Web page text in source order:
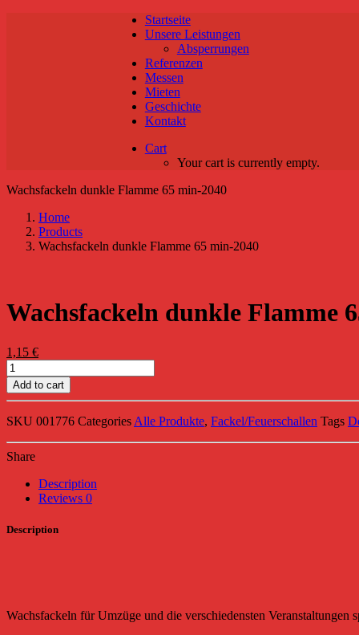
Startseite
Unsere Leistungen
Absperrungen
Referenzen
Messen
Mieten
Geschichte
Kontakt
Cart
Your cart is currently empty.
Wachsfackeln dunkle Flamme 65 min-2040
Home
Products
Wachsfackeln dunkle Flamme 65 min-2040
Wachsfackeln dunkle Flamme
1,15 €
Wachsfackeln
dunkle
Flamme
min-
quantity
Add to cart
SKU 001776 Categories Alle Produkte, Fackel/Feuerschallen Tags
Share
Description
Reviews 0
Description
Wachsfackeln für Umzüge und die verschiedensten Veranstaltungen